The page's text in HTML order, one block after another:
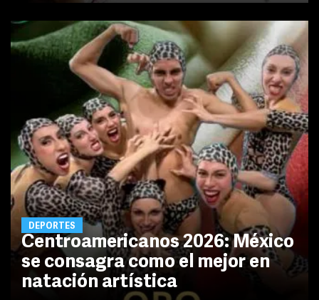
DEPORTES
Centroamericanos 2026: México
se consagra como el mejor en
natación artística